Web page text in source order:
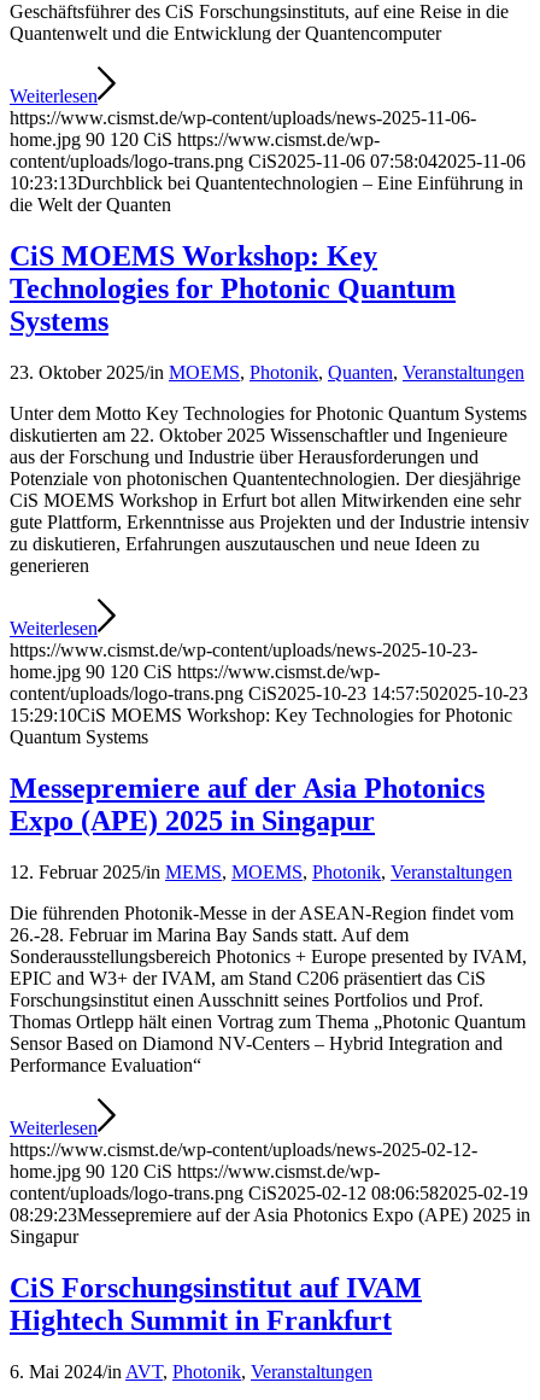
Geschäftsführer des CiS Forschungsinstituts, auf eine Reise in die
Quantenwelt und die Entwicklung der Quantencomputer
Weiterlesen
https://www.cismst.de/wp-content/uploads/news-2025-11-06-
home.jpg 90 120 CiS https://www.cismst.de/wp-
content/uploads/logo-trans.png CiS2025-11-06 07:58:042025-11-06
10:23:13Durchblick bei Quantentechnologien – Eine Einführung in
die Welt der Quanten
CiS MOEMS Workshop: Key
Technologies for Photonic Quantum
Systems
23. Oktober 2025/in MOEMS, Photonik, Quanten, Veranstaltungen
Unter dem Motto Key Technologies for Photonic Quantum Systems
diskutierten am 22. Oktober 2025 Wissenschaftler und Ingenieure
aus der Forschung und Industrie über Herausforderungen und
Potenziale von photonischen Quantentechnologien. Der diesjährige
CiS MOEMS Workshop in Erfurt bot allen Mitwirkenden eine sehr
gute Plattform, Erkenntnisse aus Projekten und der Industrie intensiv
zu diskutieren, Erfahrungen auszutauschen und neue Ideen zu
generieren
Weiterlesen
https://www.cismst.de/wp-content/uploads/news-2025-10-23-
home.jpg 90 120 CiS https://www.cismst.de/wp-
content/uploads/logo-trans.png CiS2025-10-23 14:57:502025-10-23
15:29:10CiS MOEMS Workshop: Key Technologies for Photonic
Quantum Systems
Messepremiere auf der Asia Photonics
Expo (APE) 2025 in Singapur
12. Februar 2025/in MEMS, MOEMS, Photonik, Veranstaltungen
Die führenden Photonik-Messe in der ASEAN-Region findet vom
26.-28. Februar im Marina Bay Sands statt. Auf dem
Sonderausstellungsbereich Photonics + Europe presented by IVAM,
EPIC and W3+ der IVAM, am Stand C206 präsentiert das CiS
Forschungsinstitut einen Ausschnitt seines Portfolios und Prof.
Thomas Ortlepp hält einen Vortrag zum Thema „Photonic Quantum
Sensor Based on Diamond NV-Centers – Hybrid Integration and
Performance Evaluation“
Weiterlesen
https://www.cismst.de/wp-content/uploads/news-2025-02-12-
home.jpg 90 120 CiS https://www.cismst.de/wp-
content/uploads/logo-trans.png CiS2025-02-12 08:06:582025-02-19
08:29:23Messepremiere auf der Asia Photonics Expo (APE) 2025 in
Singapur
CiS Forschungsinstitut auf IVAM
Hightech Summit in Frankfurt
6. Mai 2024/in AVT, Photonik, Veranstaltungen